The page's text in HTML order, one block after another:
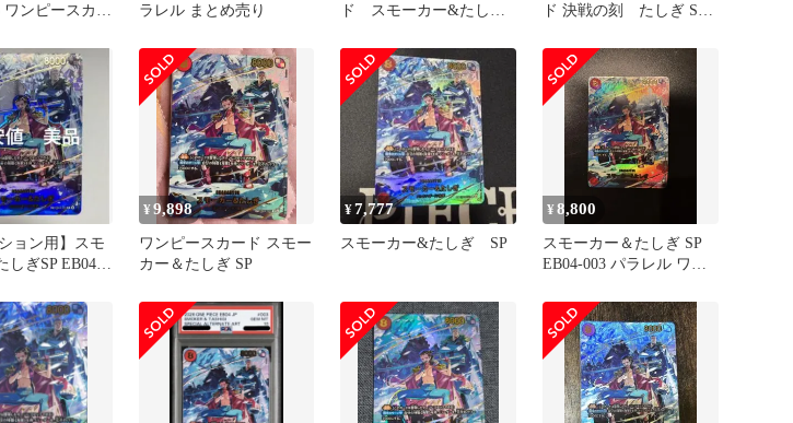
ンピースカー
ラレル まとめ売り
ド スモーカー&たしぎ
ド 決戦の刻 たしぎ SP
ョン用】スモ
しぎSP EB04-
¥9,898
ワンピースカード スモー
カー＆たしぎ SP
¥7,777
スモーカー&たしぎ SP
¥8,800
スモーカー＆たしぎ SP
EB04-003 パラレル ワン